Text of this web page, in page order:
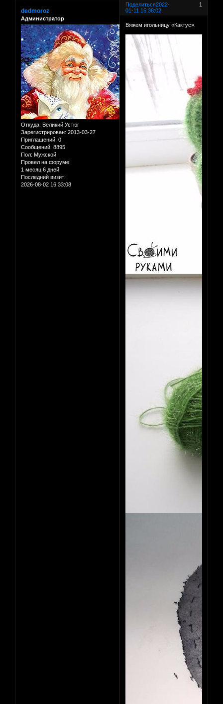
Поделиться 1
2022-
01-11 15:38:02
dedmoroz
Администратор
Откуда: Великий Устюг
Зарегистрирован: 2013-03-27
Приглашений: 0
Сообщений: 8895
Пол: Мужской
Провел на форуме:
1 месяц 6 дней
Последний визит:
2026-08-02 16:33:08
Вяжем игольницу «Кактус».